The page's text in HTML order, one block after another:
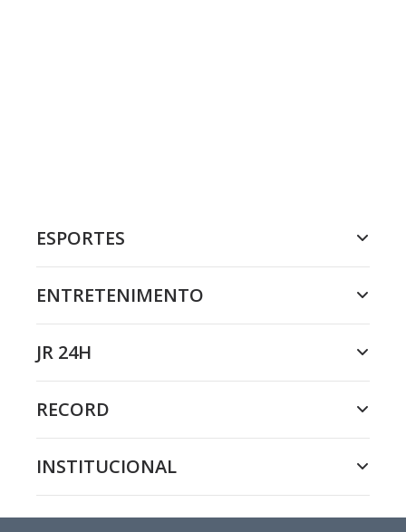
ESPORTES
ENTRETENIMENTO
JR 24H
RECORD
INSTITUCIONAL